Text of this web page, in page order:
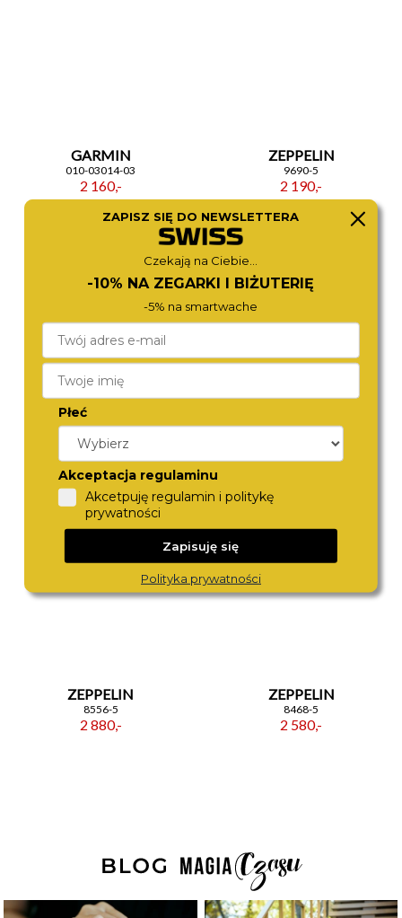
GARMIN
010-03014-03
2 160,-
ZEPPELIN
9690-5
2 190,-
ZEPPELIN
9690-1
2 190,-
ZEPPELIN
ZEPPELIN
8556-5
2 880,-
ZEPPELIN
8468-5
2 580,-
ZAPISZ SIĘ DO NEWSLETTERA
Czekają na Ciebie...
-10% NA ZEGARKI I BIŻUTERIĘ
-5% na smartwache
Płeć
Akceptacja regulaminu
Akcetpuję regulamin i politykę
prywatności
Zapisuję się
Polityka prywatności